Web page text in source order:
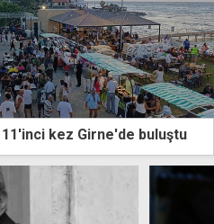
kez Girne'de buluştu